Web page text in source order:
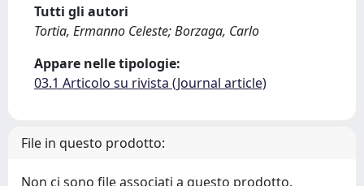
Tutti gli autori
Tortia, Ermanno Celeste; Borzaga, Carlo
Appare nelle tipologie:
03.1 Articolo su rivista (Journal article)
File in questo prodotto:
Non ci sono file associati a questo prodotto.